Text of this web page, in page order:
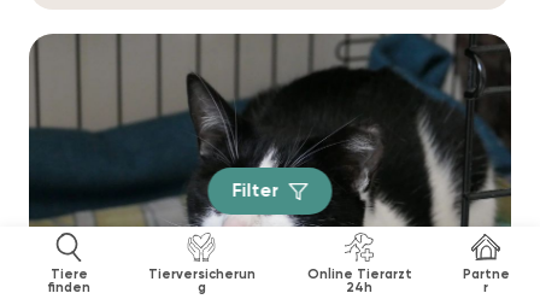
Tiere
finden
Tierversicherun
g
Online Tierarzt
24h
Partne
r
Filter